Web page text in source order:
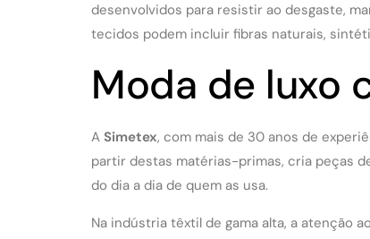
desenvolvidos para resistir ao desgaste,
tecidos podem incluir fibras naturais,
Moda de luxo
A Simetex, com mais de 30 anos de
partir destas matérias-primas, cria peças
do dia a dia de quem as usa.
Na indústria têxtil de gama alta, a atenção